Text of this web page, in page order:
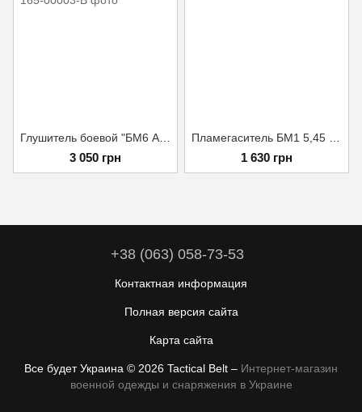
3 050 грн 1 630 грн
+38 (063) 058-73-53
Контактная информация
Полная версия сайта
Карта сайта
Все будет Украина © 2026 Tactical Belt – Интернет-магазин
военной одежды и снаряжения в Украине